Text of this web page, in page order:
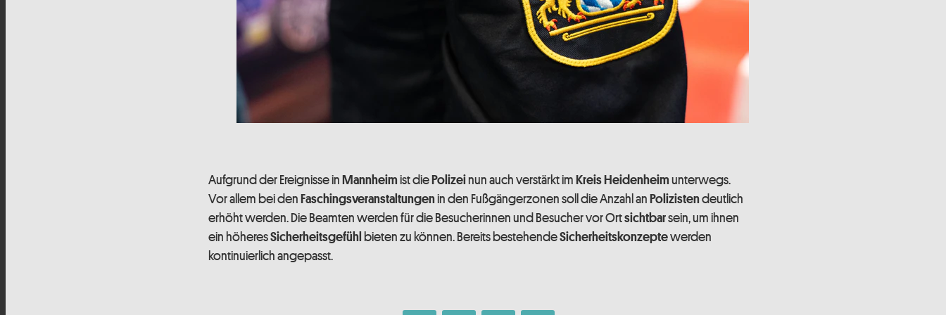
Aufgrund der Ereignisse in Mannheim ist diePolizei nun auch verstärkt im Kreis Heidenheim unterwegs.
Vor allem bei den Faschingsveranstaltungenin den Fußgängerzonen soll die Anzahl an Polizistendeutlich
erhöht werden. Die Beamten werden für die Besucherinnen und Besucher vor Ortsichtbarsein, um ihnen
ein höheresSicherheitsgefühl bieten zu können. Bereits bestehendeSicherheitskonzeptewerden
kontinuierlich angepasst.